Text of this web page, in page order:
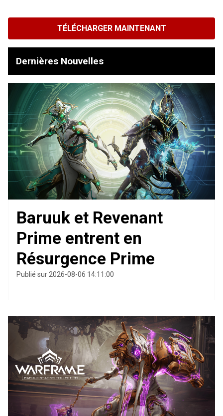
TÉLÉCHARGER MAINTENANT
Dernières Nouvelles
Baruuk et Revenant
Prime entrent en
Résurgence Prime
Publié sur 2026-08-06 14:11:00